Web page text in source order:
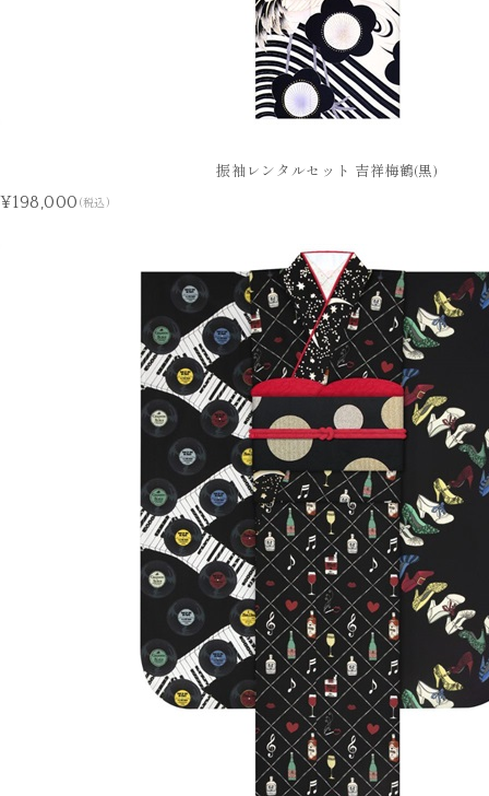
振袖レンタルセット 吉祥梅鶴(黒)
¥198,000 (税込)